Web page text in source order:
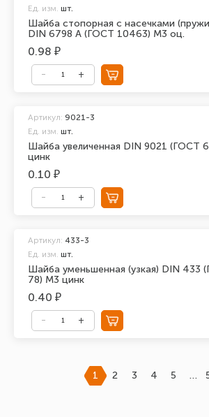
Шайба стопорная с насечками
DIN 6798 A (ГОСТ 10463) М3 оц.
Ед. изм. шт.
0.98 ₽
Шайба увеличенная DIN 9021 (ГОСТ
цинк
Артикул: 9021-3
Ед. изм. шт.
0.10 ₽
Шайба уменьшенная (узкая) DIN 433
78) М3 цинк
Артикул: 433-3
Ед. изм. шт.
0.40 ₽
1 2 3 4 5 …